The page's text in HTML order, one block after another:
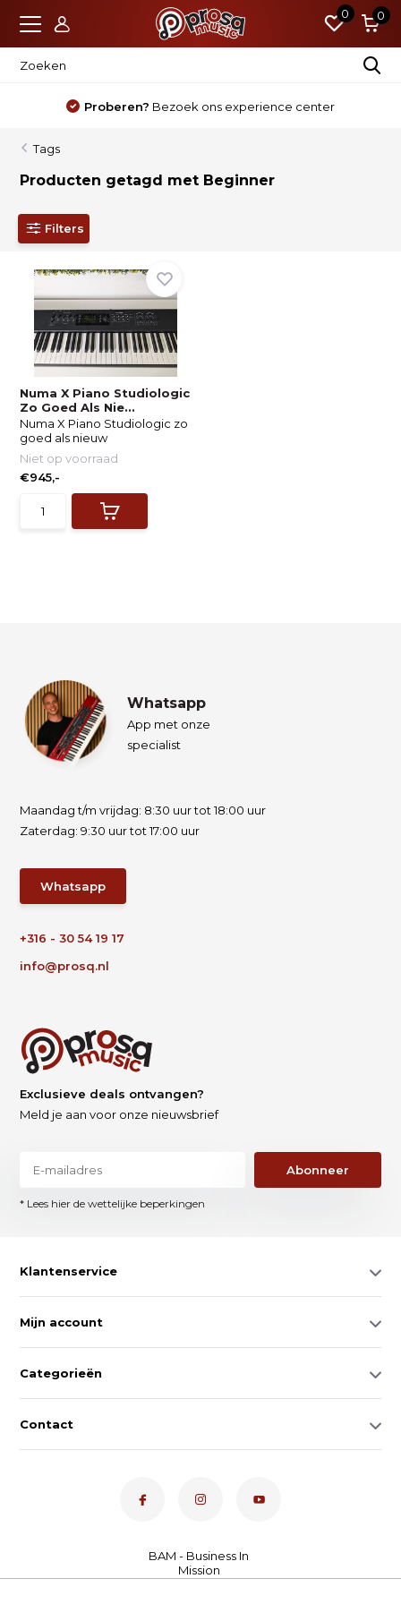
0 0
Proberen? Bezoek ons experience center
Tags
Producten getagd met Beginner
Filters
Numa X Piano Studiologic
Zo Goed Als Nie...
Numa X Piano Studiologic zo
goed als nieuw
Niet op voorraad
€945,-
Whatsapp
App met onze
specialist
Maandag t/m vrijdag: 8:30 uur tot 18:00 uur
Zaterdag: 9:30 uur tot 17:00 uur
Whatsapp
+316 - 30 54 19 17
info@prosq.nl
Exclusieve deals ontvangen?
Meld je aan voor onze nieuwsbrief
Abonneer
* Lees hier de wettelijke beperkingen
Klantenservice
Mijn account
Categorieën
Contact